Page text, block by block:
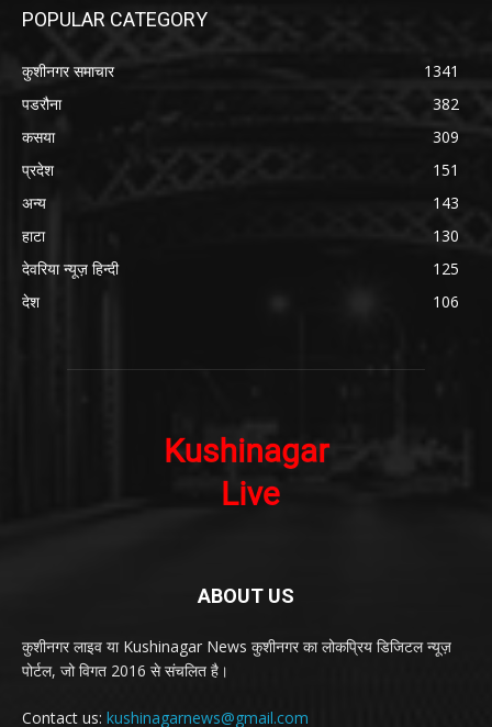
POPULAR CATEGORY
कुशीनगर समाचार
1341
पडरौना
382
कसया
309
प्रदेश
151
अन्य
143
हाटा
130
देवरिया न्यूज़ हिन्दी
125
देश
106
ABOUT US
कुशीनगर लाइव या Kushinagar News कुशीनगर का लोकप्रिय डिजिटल न्यूज़
पोर्टल, जो विगत 2016 से संचलित है।
Contact us: kushinagarnews@gmail.com